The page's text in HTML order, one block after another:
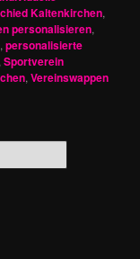
Kaltenkirchen,
personalisieren,
,personalisierte
,Sportverein
,Vereinswappen